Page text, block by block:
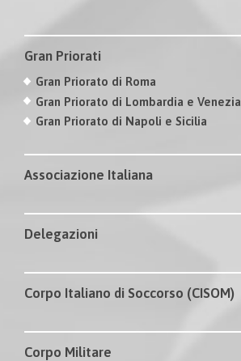
Gran Priorati
Gran Priorato di Roma
Gran Priorato di Lombardia e Venezia
Gran Priorato di Napoli e Sicilia
Associazione Italiana
Delegazioni
Corpo Italiano di Soccorso (CISOM)
Corpo Militare